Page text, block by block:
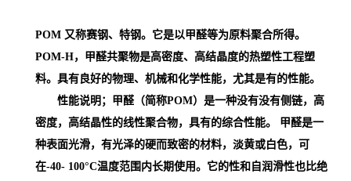
POM 又称赛钢、特钢。它是以甲醛等为原料聚合所得。
POM-H，甲醛共聚物是高密度、高结晶度的热塑性工程塑
料。具有良好的物理、机械和化学性能，尤其是有的性能。
性能说明；甲醛（简称POM）是一种没有没有侧链，高
密度，高结晶性的线性聚合物，具有的综合性能。 甲醛是一
种表面光滑，有光泽的硬而致密的材料，淡黄或白色，可
在-40- 100°C温度范围内长期使用。它的性和自润滑性也比绝